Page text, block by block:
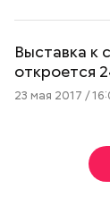
Выставка к
откроется
23 мая 2017 /